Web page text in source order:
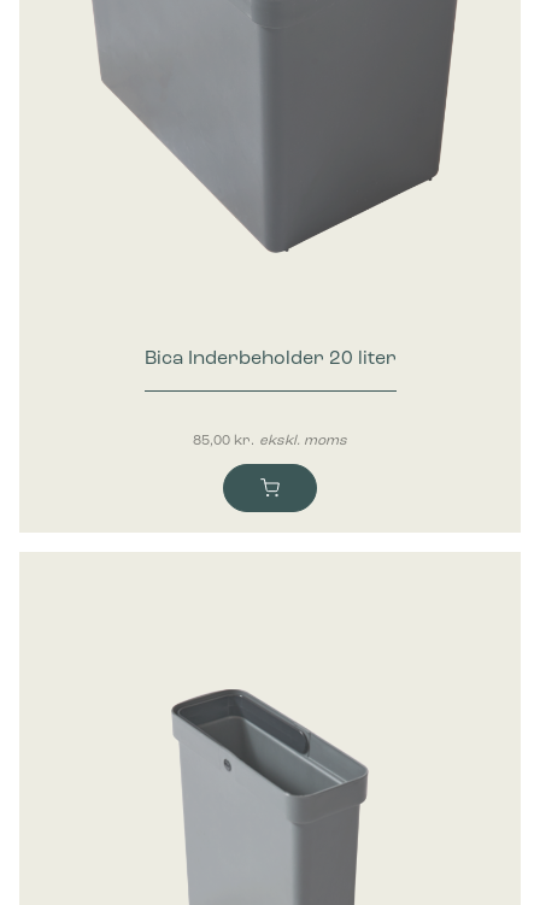
Bica Inderbeholder 20 liter
85,00 kr. ekskl. moms